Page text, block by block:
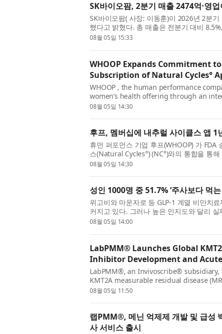
SK바이오팜, 2분기 매출 2474억·영
SK바이오팜( 사장: 이동훈)이 2026년 2분
했다고 밝혔다. 총 매출은 전분기 대비
기 대비 8.1%, 전년 동기 대비 56.9% 성장
08월 05일 15:33
WHOOP Expands Commitment
Subscription of Natural Cycles°
WHOOP , the human performance
women’s health offering through an
cleared, hormone-free birth control
08월 05일 14:30
후프, 멤버십에 내추럴 사이클스 앱
휴먼 퍼포먼스 기업 후프(WHOOP) 가
스(Natural Cycles°) (NC°)와의 통합을 통
는 자격 요건을 충족하는 내추럴 사이클스
08월 05일 14:30
성인 1000명 중 51.7% ‘주사보다 먹
위고비와 마운자로 등 GLP-1 계열 비만치
커지고 있다. 그러나 높은 인지도와 달리
많은 것으로 나타났다. 리서치 및 데이터
08월 05일 14:00
LabPMM® Launches Global
Inhibitor Development and
LabPMM®, an Invivoscribe®
KMT2A measurable residual disease
PCR service is available to healthcare
08월 05일 11:50
랩PMM®, 메닌 억제제 개발 및 급성
사 서비스 출시